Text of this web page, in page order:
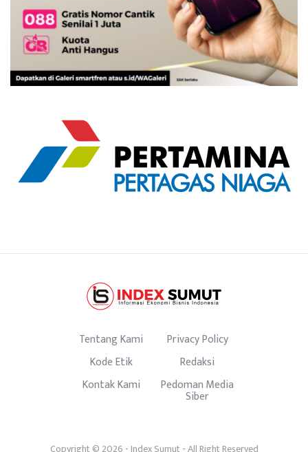
Tentang Kami
Privacy Policy
Kode Etik
Redaksi
Kontak Kami
Pedoman Media
Siber
Copyright © 2026 -Index Sumut - All Right Reserved